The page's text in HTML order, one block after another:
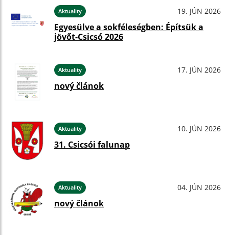
Aktuality 19. JÚN 2026
Egyesülve a sokféleségben: Építsük a
jövőt-Csicsó 2026
Aktuality 17. JÚN 2026
nový článok
Aktuality 10. JÚN 2026
31. Csicsói falunap
Aktuality 04. JÚN 2026
nový článok